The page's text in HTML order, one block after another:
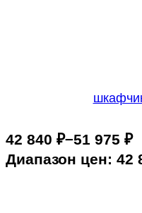
42 840 ₽–51 975 ₽
Диапазон цен: 42